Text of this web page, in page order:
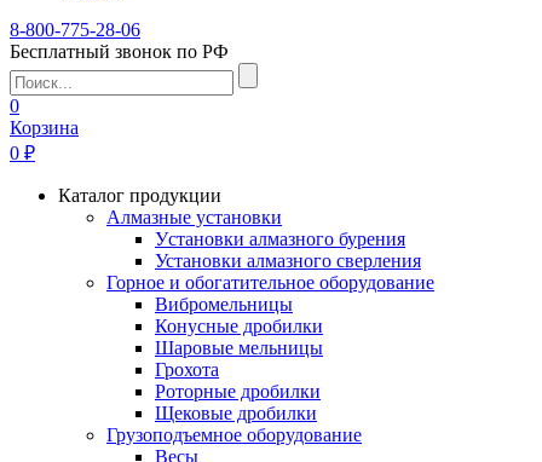
8-800-775-28-06
Бесплатный звонок по РФ
0
Корзина
0 ₽
Каталог продукции
Алмазные установки
Уcтановки алмазного бурения
Установки алмазного сверления
Горное и обогатительное оборудование
Вибромельницы
Конусные дробилки
Шаровые мельницы
Грохота
Роторные дробилки
Щековые дробилки
Грузоподъемное оборудование
Весы